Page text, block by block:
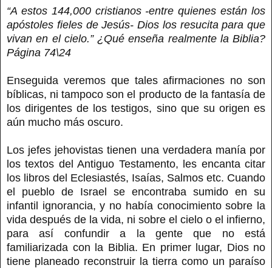
“A estos 144,000 cristianos -entre quienes están los
apóstoles fieles de Jesús- Dios los resucita para que
vivan en el cielo.” ¿Qué enseña realmente la Biblia?
Página 74\24
Enseguida veremos que tales afirmaciones no son
bíblicas, ni tampoco son el producto de la fantasía de
los dirigentes de los testigos, sino que su origen es
aún mucho más oscuro.
Los jefes jehovistas tienen una verdadera manía por
los textos del Antiguo Testamento, les encanta citar
los libros del Eclesiastés, Isaías, Salmos etc. Cuando
el pueblo de Israel se encontraba sumido en su
infantil ignorancia, y no había conocimiento sobre la
vida después de la vida, ni sobre el cielo o el infierno,
para así confundir a la gente que no está
familiarizada con la Biblia. En primer lugar, Dios no
tiene planeado reconstruir la tierra como un paraíso